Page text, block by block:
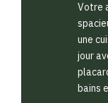
Votre
une
jour
bains